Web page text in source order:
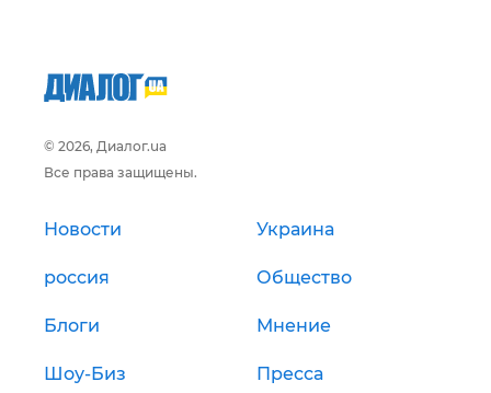
© 2026, Диалог.ua
Все права защищены.
Новости Украина
россия Общество
Блоги Мнение
Шоу-Биз Пресса